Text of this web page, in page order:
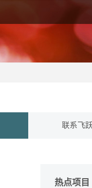
联系飞
热点项目